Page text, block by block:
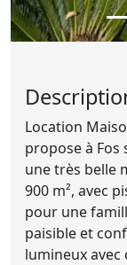
Location
propose à
une très belle
900 m², avec
pour une
paisible et
lumineux avec